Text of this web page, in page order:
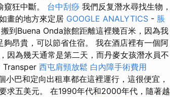
狂中斷。 台中刮痧 我們反复潛水尋找生物，
畫的地方來定居 GOOGLE ANALYTICS - 脹
到Buena Onda旅館距離這裡幾百米，因為我
昂貴，可以節省住宿。 我在酒店裡有一個阿
因為幾天通常是第二天，而丹麥女孩潛水員不
Transper 西屯肩頸放鬆 白內障手術費用
小巴和定向出租車都在這裡運行，這很便宜，
求五美元。 在1990年代和2000年代，隨著越